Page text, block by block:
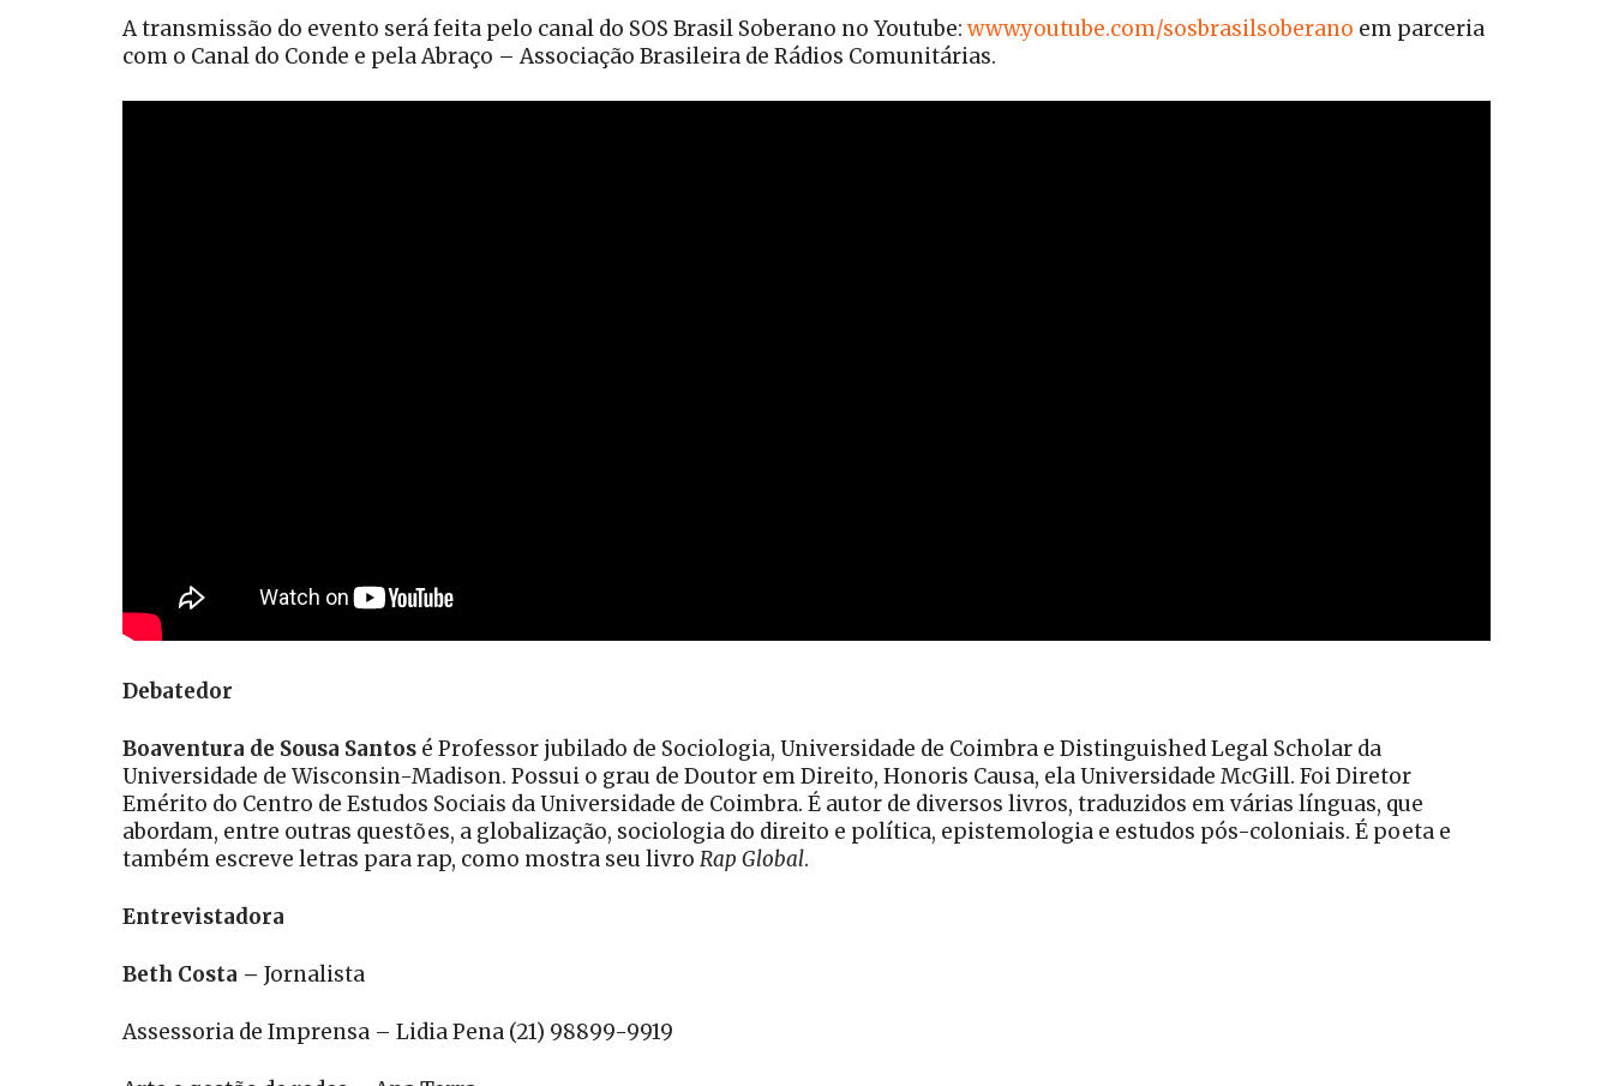
A transmissão do evento será feita pelo canal do SOS Brasil Soberano no Youtube: www.youtube.com/sosbrasilsoberano em parceria
com o Canal do Conde e pela Abraço – Associação Brasileira de Rádios Comunitárias.
Debatedor
Boaventura de Sousa Santos é Professor jubilado de Sociologia, Universidade de Coimbra e Distinguished Legal Scholar da
Universidade de Wisconsin-Madison. Possui o grau de Doutor em Direito, Honoris Causa, ela Universidade McGill. Foi Diretor
Emérito do Centro de Estudos Sociais da Universidade de Coimbra. É autor de diversos livros, traduzidos em várias línguas, que
abordam, entre outras questões, a globalização, sociologia do direito e política, epistemologia e estudos pós-coloniais. É poeta e
também escreve letras para rap, como mostra seu livro Rap Global.
Entrevistadora
Beth Costa – Jornalista
Assessoria de Imprensa – Lidia Pena (21) 98899-9919